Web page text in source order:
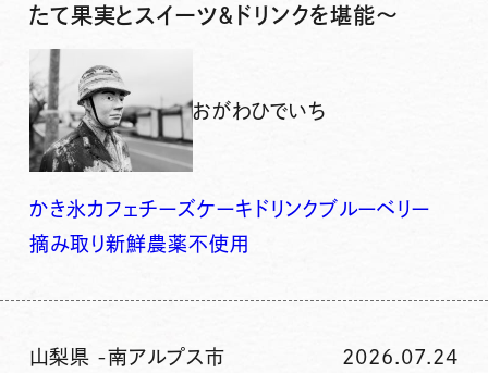
たて果実とスイーツ＆ドリンクを堪能〜
おがわひでいち
かき氷 カフェチーズケーキ ドリンクブルーベリー
摘み取り新鮮農薬不使用
山梨県 -南アルプス市 2026.07.24